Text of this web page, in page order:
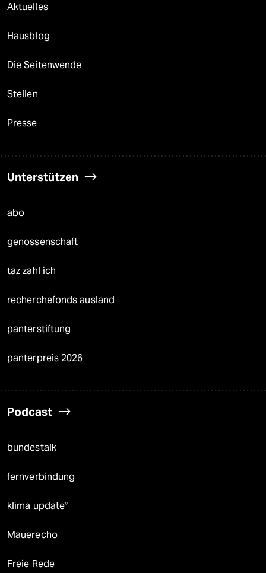
Aktuelles
Hausblog
Die Seitenwende
Stellen
Presse
Unterstützen
abo
genossenschaft
taz zahl ich
recherchefonds ausland
panterstiftung
panterpreis 2026
Podcast
bundestalk
fernverbindung
klima update°
Mauerecho
Freie Rede